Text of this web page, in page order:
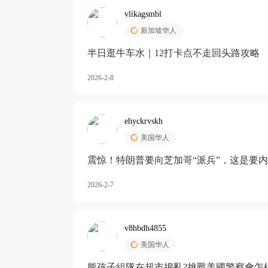
vlikagsmbl
新加坡华人
半日逛牛车水｜12打卡点不走回头路攻略
2026-2-8
ehyckrvskh
美国华人
震惊！特朗普要向芝加哥“派兵”，这是要
2026-2-7
v8hbdh4855
美国华人